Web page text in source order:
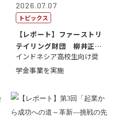
2026.07.07
トピックス
【レポート】ファーストリ
テイリング財団 柳井正
理事長
インドネシア高校生向け奨
学金事業を実施